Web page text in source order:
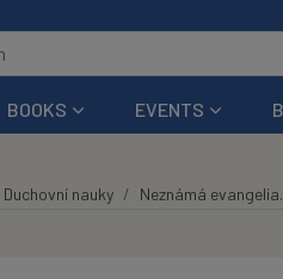
BOOKS EVENTS
Duchovní nauky Neznámá